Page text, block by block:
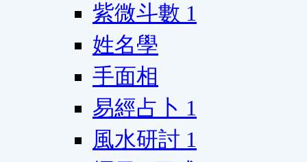
紫微斗數 1
姓名學
手面相
易經占卜 1
風水研討 1